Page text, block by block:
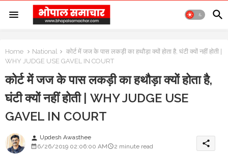
Home National
कोर्ट में जज के पास लकड़ी का हथौड़ा क्यों होता है, घंटी क्यों नहीं होती |
WHY JUDGE USE GAVEL IN COURT
कोर्ट में जज के पास लकड़ी का हथौड़ा क्यों होता है,
घंटी क्यों नहीं होती | WHY JUDGE USE
GAVEL IN COURT
person Updesh Awasthee
6/26/2019 02:06:00 AM
2 minute read share